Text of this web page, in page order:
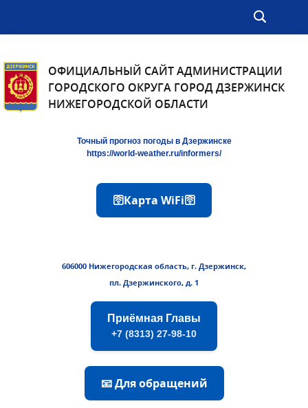
ОФИЦИАЛЬНЫЙ САЙТ АДМИНИСТРАЦИИ
ГОРОДСКОГО ОКРУГА ГОРОД ДЗЕРЖИНСК
НИЖЕГОРОДСКОЙ ОБЛАСТИ
Точный прогноз погоды в Дзержинске
https://world-weather.ru/informers/
🛜Карта WiFi🛜
606000 Нижегородская область, г. Дзержинск,
пл. Дзержинского, д. 1
Приёмная Главы
+7 (8313) 27-98-10
📧 Для обращений